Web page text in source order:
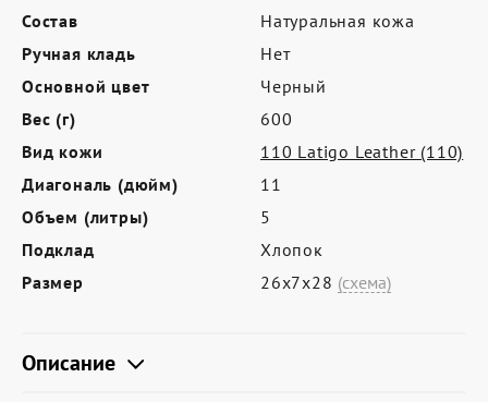
Программа лояльности
Политика обработки персональных
данных
Состав
Натуральная кожа
Ручная кладь
Нет
Основной цвет
Черный
Вес (г)
600
Вид кожи
110 Latigo Leather (110)
Диагональ (дюйм)
11
Объем (литры)
5
Подклад
Хлопок
Размер
26х7х28 (схема)
Описание